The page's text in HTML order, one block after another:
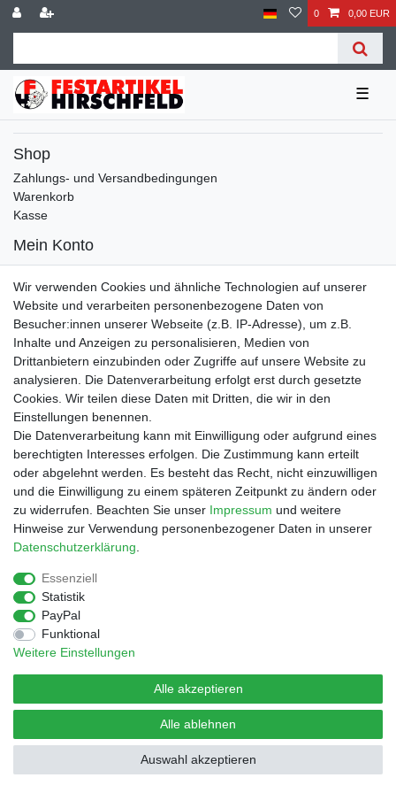
0 0,00 EUR
☰
Shop
Zahlungs- und Versandbedingungen
Warenkorb
Kasse
Mein Konto
Kontakt
Facebook
Service
Impressum Daten­schutz­erklärung AGB
Widerrufs­recht Vertrag widerrufen
© Copyright 2026 | Alle Rechte vorbehalten.
Wir verwenden Cookies und ähnliche Technologien auf unserer
Website und verarbeiten personenbezogene Daten von
Besucher:innen unserer Webseite (z.B. IP-Adresse), um z.B.
Inhalte und Anzeigen zu personalisieren, Medien von
Drittanbietern einzubinden oder Zugriffe auf unsere Website zu
analysieren. Die Datenverarbeitung erfolgt erst durch gesetzte
Cookies. Wir teilen diese Daten mit Dritten, die wir in den
Einstellungen benennen.
Die Datenverarbeitung kann mit Einwilligung oder aufgrund eines
berechtigten Interesses erfolgen. Die Zustimmung kann erteilt
oder abgelehnt werden. Es besteht das Recht, nicht einzuwilligen
und die Einwilligung zu einem späteren Zeitpunkt zu ändern oder
zu widerrufen. Beachten Sie unser Impressum und weitere
Hinweise zur Verwendung personenbezogener Daten in unserer
Daten­schutz­erklärung
Essenziell
Statistik
PayPal
Funktional
Weitere Einstellungen
Alle akzeptieren
Alle ablehnen
Auswahl akzeptieren